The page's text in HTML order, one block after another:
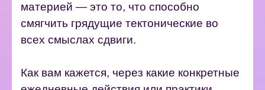
материей — это то, что способно
смягчить грядущие тектонические во
всех смыслах сдвиги.
Как вам кажется, через какие конкретные